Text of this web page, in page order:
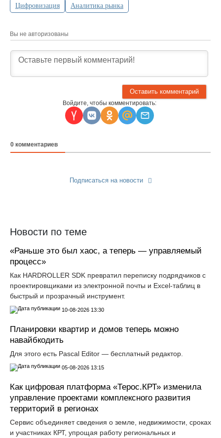
Цифровизация Аналитика рынка
Вы не авторизованы
Войдите, чтобы комментировать:
0 комментариев
Подписаться на новости
Новости по теме
«Раньше это был хаос, а теперь — управляемый
процесс»
Как HARDROLLER SDK превратил переписку подрядчиков с
проектировщиками из электронной почты и Excel-таблиц в
быстрый и прозрачный инструмент.
10-08-2026 13:30
Планировки квартир и домов теперь можно
навайбкодить
Для этого есть Pascal Editor — бесплатный редактор.
05-08-2026 13:15
Как цифровая платформа «Терос.КРТ» изменила
управление проектами комплексного развития
территорий в регионах
Сервис объединяет сведения о земле, недвижимости, сроках
и участниках КРТ, упрощая работу региональных и